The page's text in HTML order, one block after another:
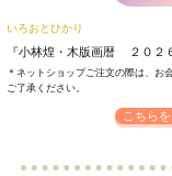
いろおとひかり
『小林煌・木版画暦 ２０２
＊ネットショップご注文の際は、お
​ご了承ください。
こちら